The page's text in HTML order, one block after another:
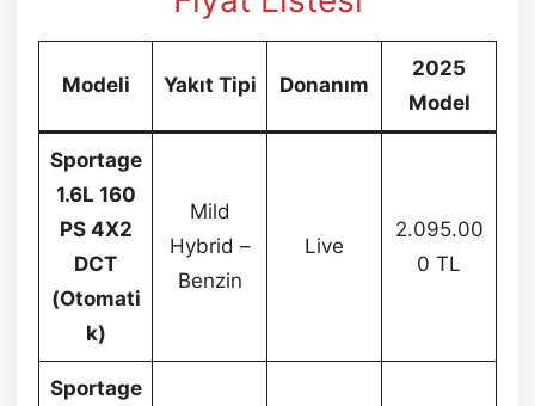
Modeli Yakıt Tipi Donanım
2025
Model
Sportage
1.6L 160
PS 4X2
DCT
(Otomati
k)
Mild
Hybrid –
Benzin
Live
2.095.00
0 TL
Sportage